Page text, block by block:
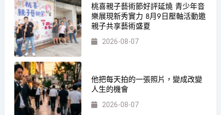
桃喜親子藝術節好評延燒 青少年音
樂展現新秀實力 8月9日壓軸活動邀
親子共享藝術盛夏
2026-08-07
他把每天拍的一張照片，變成改變
人生的機會
2026-08-07